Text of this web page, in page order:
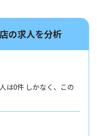
の求人を分析
は0件 しかなく、この